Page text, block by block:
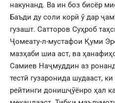
накунанд. Ва ин боз бисёр
Баъди ду соли корӣ ӯ дар
гузашт. Сатторов Суҳроб
Ҷомеату-л-мустафои Қуми
мазҳаби шиа аст, ва
Самиев Наҷмуддин аз
тестӣ гузаронида шудааст,
рейтинги донишҷӯёнро ҳал